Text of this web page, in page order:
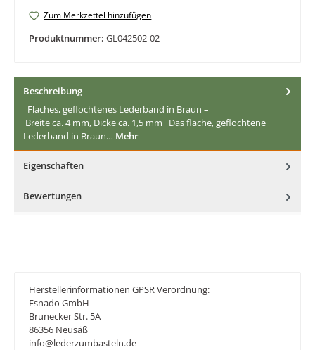
Zum Merkzettel hinzufügen
Produktnummer: GL042502-02
Beschreibung
Flaches, geflochtenes Lederband in Braun –
Breite ca. 4 mm, Dicke ca. 1,5 mm Das flache, geflochtene
Lederband in Braun… Mehr
Eigenschaften
Bewertungen
Herstellerinformationen GPSR Verordnung:
Esnado GmbH
Brunecker Str. 5A
86356 Neusäß
info@lederzumbasteln.de